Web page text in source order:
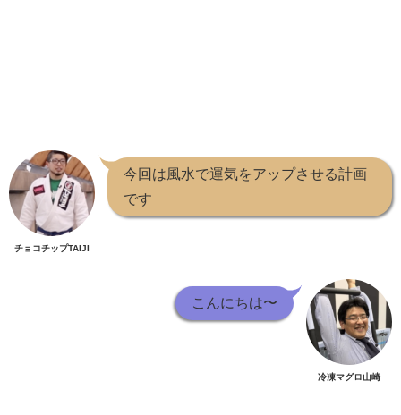
チョコチップTAIJI
今回は風水で運気をアップさせる計画
です
こんにちは〜
冷凍マグロ山崎